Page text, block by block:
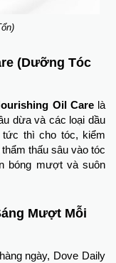
(Dưỡng Tóc
Oil Carelà
dừa và các loại dầu
tức thì cho tóc, kiểm
thấu sâu vào tóc
bóng mượt và suôn
Mượt Mỗi
ngày, Dove Daily